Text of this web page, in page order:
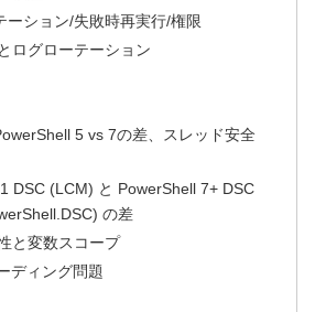
ーション/失敗時再実行/権限
ログローテーション
5 vs 7の差、スレッド安全
DSC (LCM) と PowerShell 7+ DSC
の差
と変数スコープ
ディング問題